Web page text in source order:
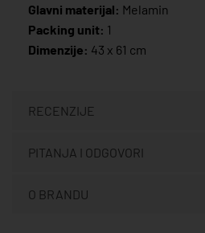
Glavni materijal: Melamin
Packing unit: 1
Dimenzije: 43 x 61 cm
RECENZIJE
PITANJA I ODGOVORI
O BRANDU